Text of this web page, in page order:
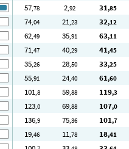
57,78 2,92 31,85
74,04 21,23 32,12
62,49 35,91 63,11
71,47 40,29 41,45
35,26 28,50 33,25
55,91 24,40 61,60
101,8 59,88 119,3
123,0 69,88 107,0
136,9 75,36 101,7
19,46 11,78 18,41